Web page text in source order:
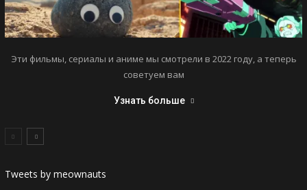
Эти фильмы, сериалы и аниме мы смотрели в 2022 году, а теперь
советуем вам
Узнать больше
Tweets by meownauts